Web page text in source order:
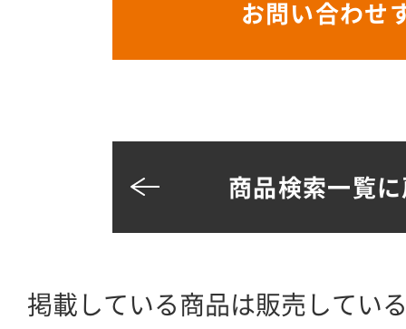
お問い合わせ
商品検索一覧
掲載している商品は販売してい